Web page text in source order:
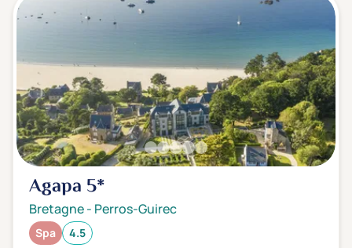
Agapa 5*
Bretagne- Perros-Guirec
Spa 4.5